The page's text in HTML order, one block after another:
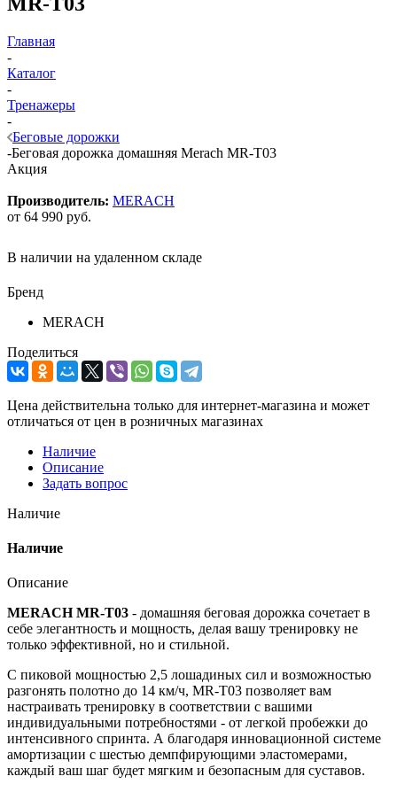
Главная
-
Каталог
-
Тренажеры
-
Беговые дорожки
-Беговая дорожка домашняя Merach MR-T03
Акция
Производитель: MERACH
от 64 990 руб.
В наличии на удаленном складе
Бренд
MERACH
Поделиться
Цена действительна только для интернет-магазина и может
отличаться от цен в розничных магазинах
Наличие
Описание
Задать вопрос
Наличие
Наличие
Описание
MERACH MR-T03 - домашняя беговая дорожка сочетает в
себе элегантность и мощность, делая вашу тренировку не
только эффективной, но и стильной.
С пиковой мощностью 2,5 лошадиных сил и возможностью
разгонять полотно до 14 км/ч, MR-T03 позволяет вам
настраивать тренировку в соответствии с вашими
индивидуальными потребностями - от легкой пробежки до
интенсивного спринта. А благодаря инновационной системе
амортизации с шестью демпфирующими эластомерами,
каждый ваш шаг будет мягким и безопасным для суставов.